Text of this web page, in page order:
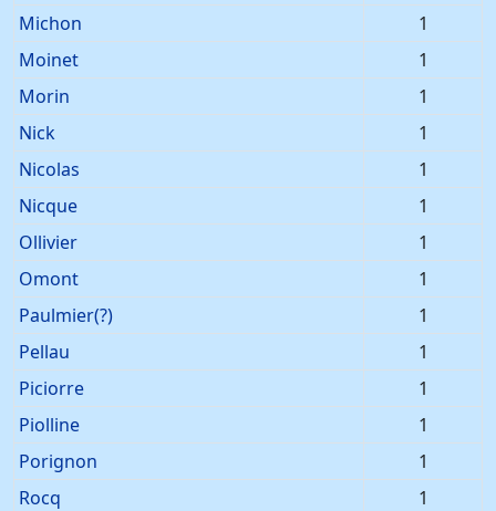
Michon
1
Moinet
1
Morin
1
Nick
1
Nicolas
1
Nicque
1
Ollivier
1
Omont
1
Paulmier(?)
1
Pellau
1
Piciorre
1
Piolline
1
Porignon
1
Rocq
1